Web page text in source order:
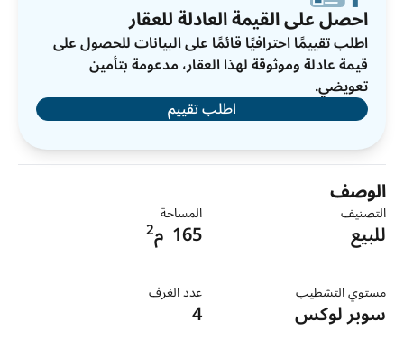
احصل على القيمة العادلة للعقار
اطلب تقييمًا احترافيًا قائمًا على البيانات للحصول على
قيمة عادلة وموثوقة لهذا العقار، مدعومة بتأمين
تعويضي.
اطلب تقييم
الوصف
التصنيف
للبيع
المساحة
165 م2
مستوي التشطيب
سوبر لوكس
عدد الغرف
4